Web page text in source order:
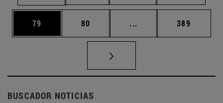
Página
79 Página
80 ... Páginas intermedias
Página
389
BUSCADOR NOTICIAS